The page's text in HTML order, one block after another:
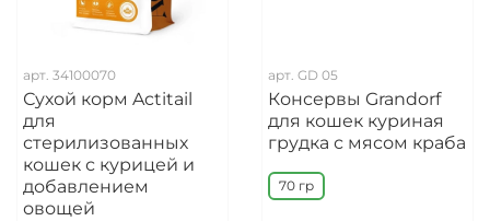
арт. 34100070
Сухой корм Actitail
для
стерилизованных
кошек с курицей и
добавлением
овощей
арт. GD 05
Консервы Grandorf
для кошек куриная
грудка с мясом краба
70 гр